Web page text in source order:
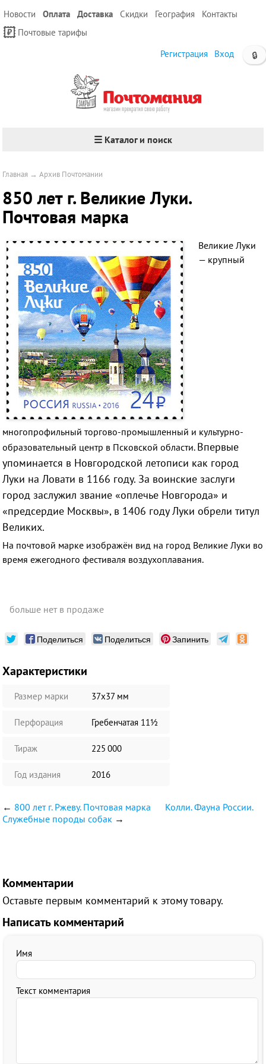
Новости Оплата Доставка Скидки География
Контакты
Почтовые тарифы
🔒
Регистрация Вход
☰ Каталог и поиск
Главная →Архив Почтомании
850 лет г. Великие Луки.
Почтовая марка
Великие Луки
— крупный
многопрофильный торгово-промышленный и культурно-
образовательный центр в Псковской области. Впервые
упоминается в Новгородской летописи как город
Луки на Ловати в 1166 году. За воинские заслуги
город заслужил звание «оплечье Новгорода» и
«предсердие Москвы», в 1406 году Луки обрели титул
Великих.
На почтовой марке изображён вид на город Великие Луки во
время ежегодного фестиваля воздухоплавания.
больше нет в продаже
Поделиться Поделиться Запинить
Характеристики
Размер марки 37х37 мм
Перфорация Гребенчатая 11½
Тираж 225 000
Год издания 2016
← 800 лет г. Ржеву. Почтовая марка
Колли. Фауна России.
Служебные породы собак →
Комментарии
Оставьте первым комментарий к этому товару.
Написать комментарий
Имя
Текст комментария